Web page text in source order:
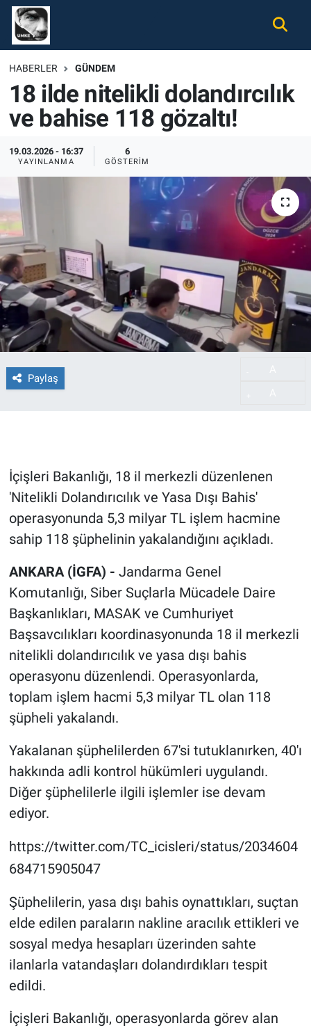
HABERLER GÜNDEM
18 ilde nitelikli dolandırcılık
ve bahise 118 gözaltı!
19.03.2026 - 16:37
YAYINLANMA
6
GÖSTERIM
Paylaş
İçişleri Bakanlığı, 18 il merkezli düzenlenen
'Nitelikli Dolandırıcılık ve Yasa Dışı Bahis'
operasyonunda 5,3 milyar TL işlem hacmine
sahip 118 şüphelinin yakalandığını açıkladı.
ANKARA (İGFA) - Jandarma Genel
Komutanlığı, Siber Suçlarla Mücadele Daire
Başkanlıkları, MASAK ve Cumhuriyet
Başsavcılıkları koordinasyonunda 18 il merkezli
nitelikli dolandırıcılık ve yasa dışı bahis
operasyonu düzenlendi. Operasyonlarda,
toplam işlem hacmi 5,3 milyar TL olan 118
şüpheli yakalandı.
Yakalanan şüphelilerden 67'si tutuklanırken, 40'ı
hakkında adli kontrol hükümleri uygulandı.
Diğer şüphelilerle ilgili işlemler ise devam
ediyor.
https://twitter.com/TC_icisleri/status/2034604
684715905047
Şüphelilerin, yasa dışı bahis oynattıkları, suçtan
elde edilen paraların nakline aracılık ettikleri ve
sosyal medya hesapları üzerinden sahte
ilanlarla vatandaşları dolandırdıkları tespit
edildi.
İçişleri Bakanlığı, operasyonlarda görev alan
Gündem
Ekonomi
Spor
Magazin
Künye
Nöbetçi Eczaneler
Hava Durumu
Namaz Vakitleri
Trafik Durumu
Süper Lig Puan Durumu ve Fikstür
Son Dakika Haberleri
Haber Arşivi